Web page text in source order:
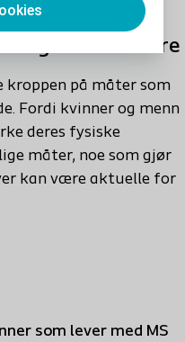
hos
veier videre
på måter som
Fordi kvinner og menn
deres fysiske
måter, noe som gjør
kan være aktuelle for
som lever med MS